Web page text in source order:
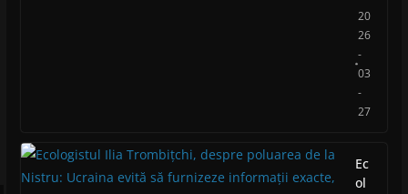
20
26
-
03
-
27
Ec
ol